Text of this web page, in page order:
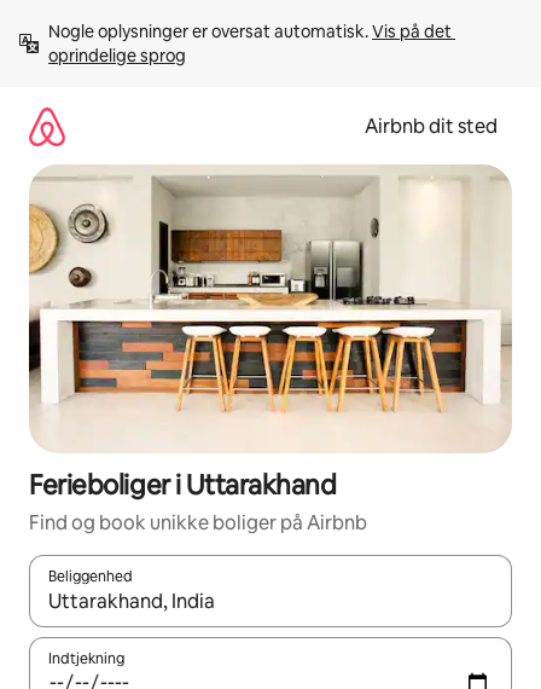
videre
Nogle oplysninger er oversat automatisk. Vis på det
oprindelige sprog
Airbnb dit sted
Ferieboliger i Uttarakhand
Find og book unikke boliger på Airbnb
Beliggenhed
Når resultaterne er tilgængelige, skal du navigere med
Indtjekning